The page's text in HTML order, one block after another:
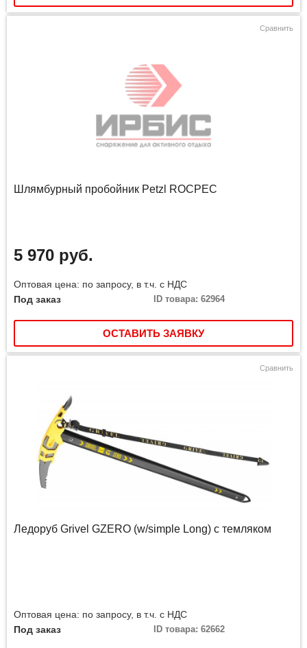
Сравнить
Шлямбурный пробойник Petzl ROCPEC
5 970 руб.
Оптовая цена: по запросу, в т.ч. с НДС
Под заказ
ID товара: 62964
ОСТАВИТЬ ЗАЯВКУ
Сравнить
Ледоруб Grivel GZERO (w/simple Long) с темляком
Оптовая цена: по запросу, в т.ч. с НДС
Под заказ
ID товара: 62662